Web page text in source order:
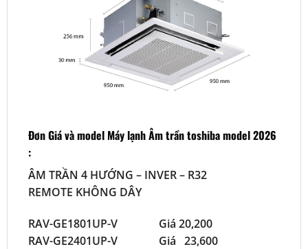
Đơn Giá và model Máy lạnh Âm trần toshiba model 2026
:
ÂM TRẦN 4 HƯỚNG – INVER – R32
REMOTE KHÔNG DÂY
RAV-GE1801UP-V Giá 20,200
RAV-GE2401UP-V Giá 23,600